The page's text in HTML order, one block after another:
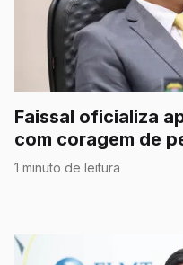
Faissal oficializa
com coragem de
STF”
1 minuto de leitura